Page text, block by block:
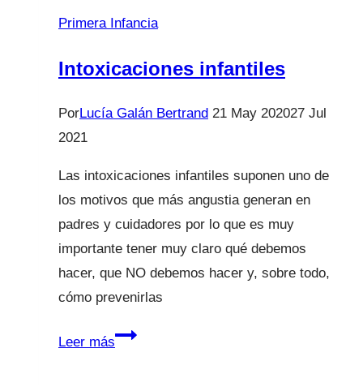
normal?
Vivir-
Primera Infancia
Intoxicaciones infantiles
PorLucía Galán Bertrand 21 May 202027 Jul
2021
Las intoxicaciones infantiles suponen uno de
los motivos que más angustia generan en
padres y cuidadores por lo que es muy
importante tener muy claro qué debemos
hacer, que NO debemos hacer y, sobre todo,
cómo prevenirlas
Leer másIntoxicaciones